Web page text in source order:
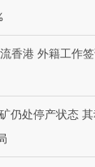
香港 外籍工作
仍处停产状态 其